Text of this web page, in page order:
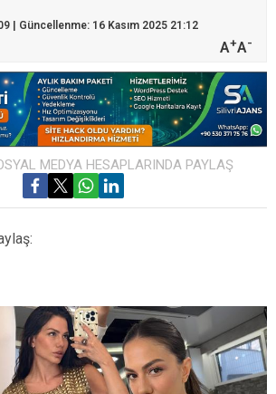
| Güncellenme: 16 Kasım 2025 21:12
A+A-
MEDYA HESAPLARINDA PAYLAŞ